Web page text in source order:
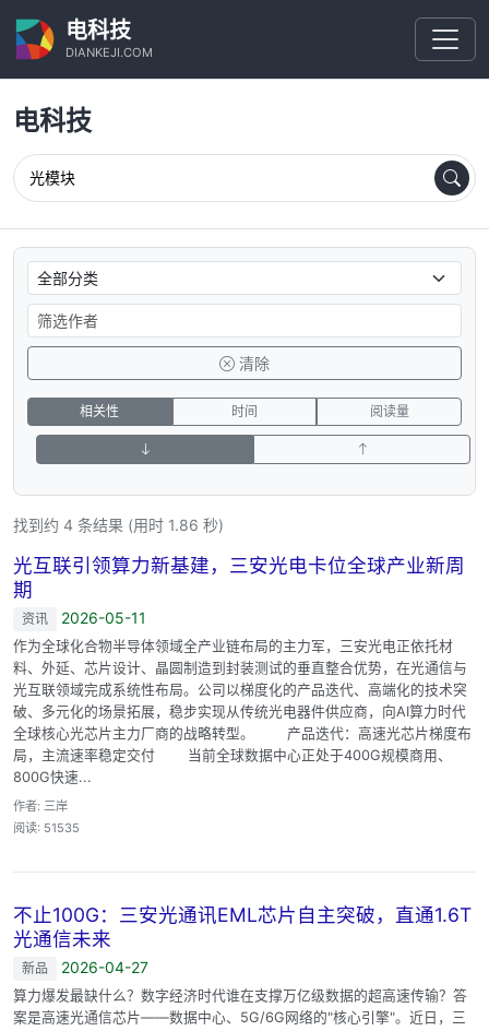
电科技
DIANKEJI.COM
电科技
清除
相关性 时间 阅读量
找到约 4 条结果 (用时 1.86 秒)
光互联引领算力新基建，三安光电卡位全球产业新周
期
资讯 2026-05-11
作为全球化合物半导体领域全产业链布局的主力军，三安光电正依托材
料、外延、芯片设计、晶圆制造到封装测试的垂直整合优势，在光通信与
光互联领域完成系统性布局。公司以梯度化的产品迭代、高端化的技术突
破、多元化的场景拓展，稳步实现从传统光电器件供应商，向AI算力时代
全球核心光芯片主力厂商的战略转型。 产品迭代：高速光芯片梯度布
局，主流速率稳定交付 当前全球数据中心正处于400G规模商用、
800G快速...
作者: 三岸
阅读: 51535
不止100G：三安光通讯EML芯片自主突破，直通1.6T
光通信未来
新品 2026-04-27
算力爆发最缺什么？数字经济时代谁在支撑万亿级数据的超高速传输？答
案是高速光通信芯片——数据中心、5G/6G网络的"核心引擎"。近日，三